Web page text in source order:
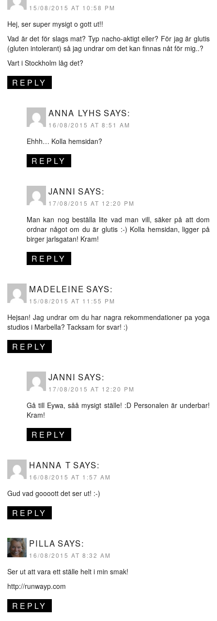
15/08/2015 AT 10:58 PM
Hej, ser super mysigt o gott ut!!
Vad är det för slags mat? Typ nacho-aktigt eller? För jag är glutis
(gluten intolerant) så jag undrar om det kan finnas nåt för mig..?
Vart i Stockholm låg det?
REPLY
ANNA LYHS SAYS:
16/08/2015 AT 8:51 AM
Ehhh… Kolla hemsidan?
REPLY
JANNI SAYS:
17/08/2015 AT 12:20 PM
Man kan nog beställa lite vad man vill, säker på att dom
ordnar något om du är glutis :-) Kolla hemsidan, ligger på
birger jarlsgatan! Kram!
REPLY
MADELEINE SAYS:
15/08/2015 AT 11:55 PM
Hejsan! Jag undrar om du har nagra rekommendationer pa yoga
studios i Marbella? Tacksam for svar! :)
REPLY
JANNI SAYS:
17/08/2015 AT 12:20 PM
Gå till Eywa, såå mysigt ställe! :D Personalen är underbar!
Kram!
REPLY
HANNA T SAYS:
16/08/2015 AT 1:57 AM
Gud vad goooott det ser ut! :-)
REPLY
PILLA SAYS:
16/08/2015 AT 8:32 AM
Ser ut att vara ett ställe helt i min smak!
http://runwayp.com
REPLY